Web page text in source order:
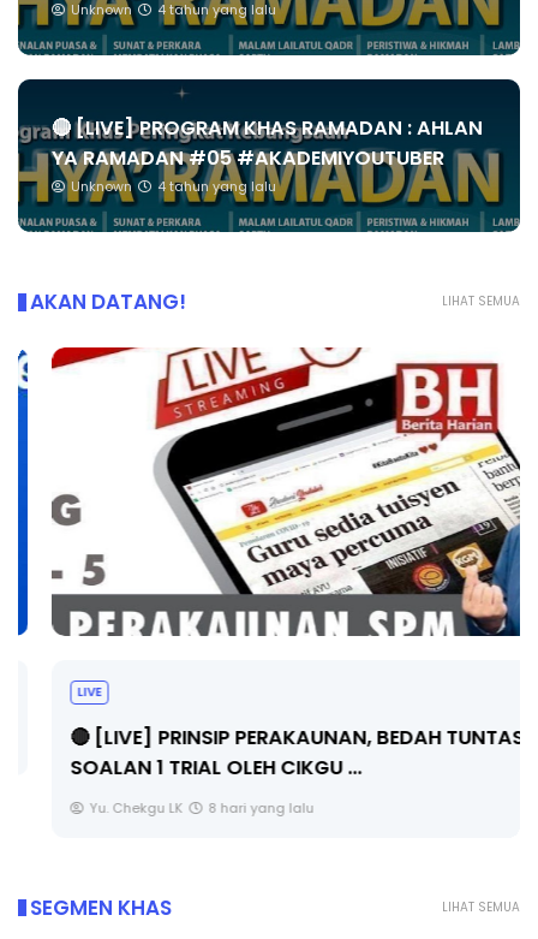
Unknown 4 tahun yang lalu
🔴 [LIVE] PROGRAM KHAS RAMADAN : AHLAN
YA RAMADAN #05 #AKADEMIYOUTUBER
Unknown 4 tahun yang lalu
LIHAT SEMUA
AKAN DATANG!
🔴 [LIVE] PRINSIP PERAKAUNAN, BEDAH TUNTAS
SOALAN 1 TRIAL OLEH CIKGU ...
Yu. Chekgu LK 8 hari yang lalu
LIHAT SEMUA
SEGMEN KHAS